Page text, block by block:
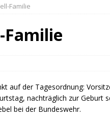
Familie
Familie
auf der Tagesordnung:
nachträglich zur Geburt
bei der Bundeswehr.